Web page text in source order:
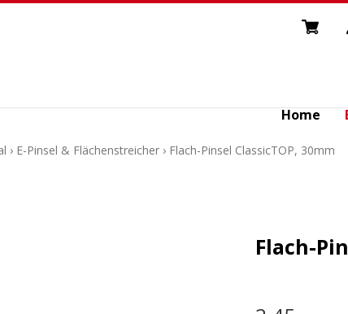
Home
› E-Pinsel & Flächenstreicher › Flach-Pinsel ClassicTOP, 30mm
Flach-